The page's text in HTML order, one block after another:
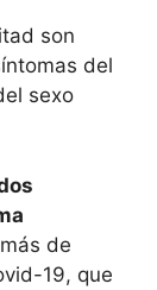
son
del
sexo
de
19, que